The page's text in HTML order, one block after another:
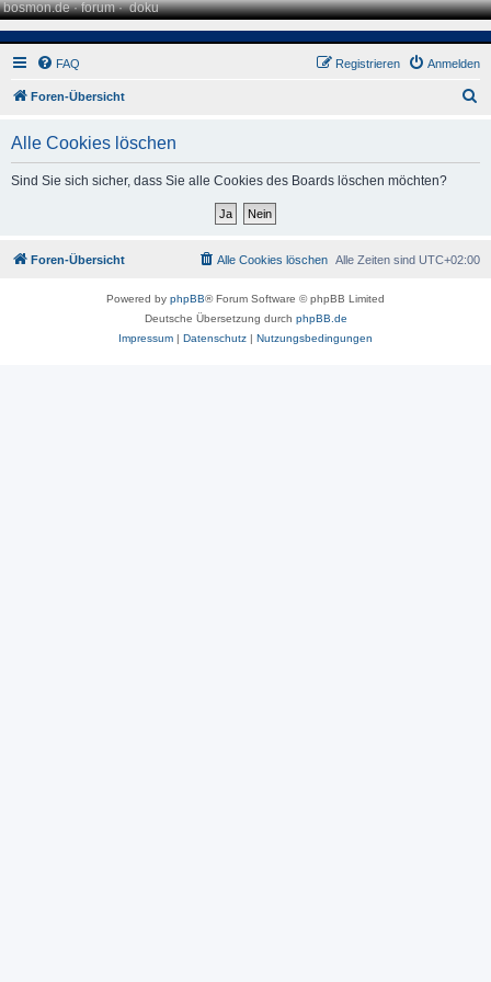
bosmon.de·forum·doku
FAQ Anmelden
Registrieren
Foren-Übersicht
Alle Cookies löschen
Sind Sie sich sicher, dass Sie alle Cookies des Boards löschen möchten?
Foren-Übersicht Alle Zeiten sind UTC+02:00
Alle Cookies löschen
Powered by phpBB® Forum Software © phpBB Limited
Deutsche Übersetzung durch phpBB.de
Impressum | Datenschutz | Nutzungsbedingungen